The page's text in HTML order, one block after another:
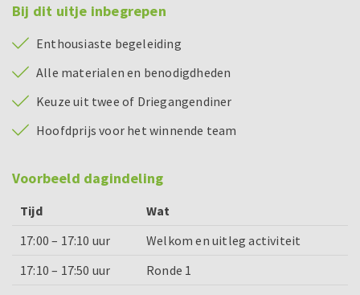
Bij dit uitje inbegrepen
Enthousiaste begeleiding
Alle materialen en benodigdheden
Keuze uit twee of Driegangendiner
Hoofdprijs voor het winnende team
Voorbeeld dagindeling
Tijd
Wat
17:00 – 17:10 uur
Welkom en uitleg activiteit
17:10 – 17:50 uur
Ronde 1